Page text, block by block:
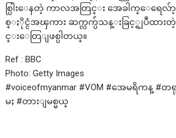
စ္ပြါးေနတဲ့ ကာလအတြင္း အေခါက္ေရ
စ္ႏိုင္ငံအၾကား ဆက္လက္ပ်ံသန္းခြင့္ရျပဳထ
င္းေတြျဖစ္ပါတယ္။
Ref : BBC
Photo: Getty Images
#voiceofmyanmar #VOM #အေမရိကန္
မႈ #တားျမစ္မယ္